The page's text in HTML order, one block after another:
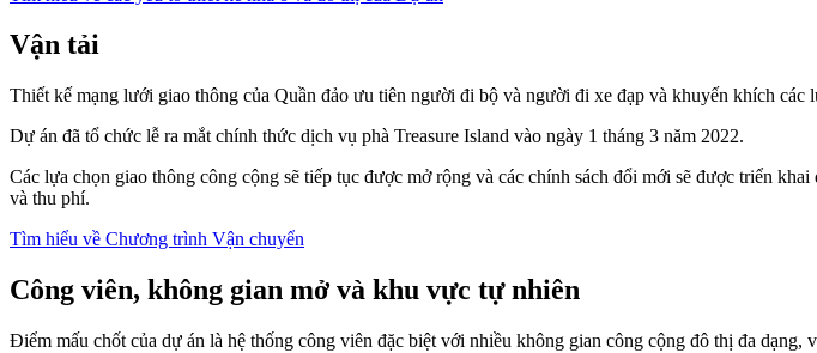
Vận tải
Thiết kế mạng lưới giao thông của Quần đảo ưu tiên người đi bộ và người đi xe đạp và khuyến khích các
Dự án đã tổ chức lễ ra mắt chính thức dịch vụ phà Treasure Island vào ngày 1 tháng 3 năm 2022.
Các lựa chọn giao thông công cộng sẽ tiếp tục được mở rộng và các chính sách đổi mới sẽ được triển
và thu phí.
Tìm hiểu về Chương trình Vận chuyển
Công viên, không gian mở và khu vực tự nhiên
Điểm mấu chốt của dự án là hệ thống công viên đặc biệt với nhiều không gian công cộng đô thị đa